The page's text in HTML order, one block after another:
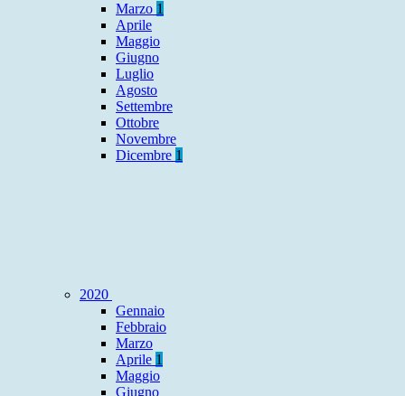
Marzo 1
Aprile
Maggio
Giugno
Luglio
Agosto
Settembre
Ottobre
Novembre
Dicembre 1
2020
Gennaio
Febbraio
Marzo
Aprile 1
Maggio
Giugno